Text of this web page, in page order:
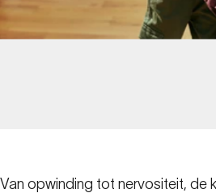
Van opwinding tot nervositeit, de